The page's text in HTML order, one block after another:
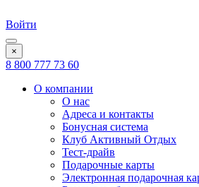
Войти
×
8 800 777 73 60
О компании
О нас
Адреса и контакты
Бонусная система
Клуб Активный Отдых
Тест-драйв
Подарочные карты
Электронная подарочная